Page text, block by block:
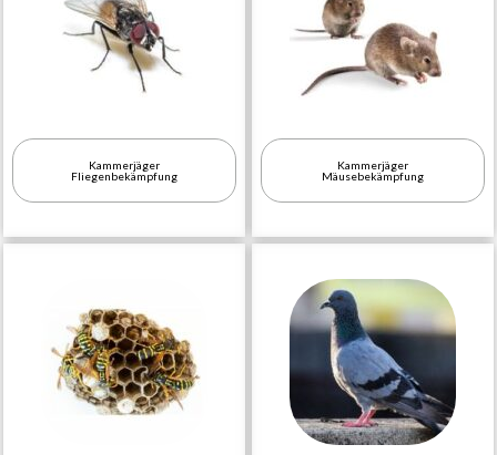
Kammerjäger
Fliegenbekämpfung
Kammerjäger
Mäusebekämpfung